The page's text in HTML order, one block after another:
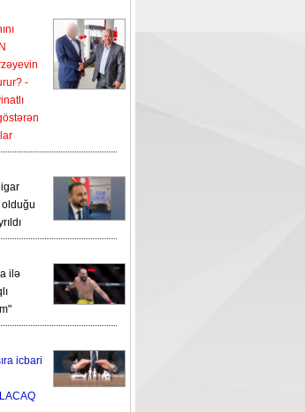
-
olduğu
ilə
icbari